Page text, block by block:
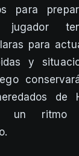
para
para
y
de
a un